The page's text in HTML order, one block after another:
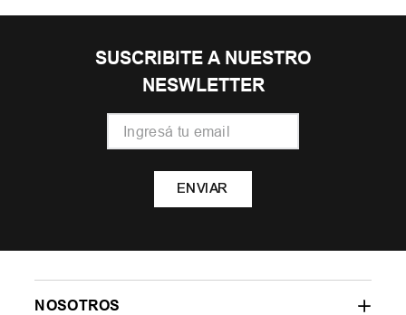
SUSCRIBITE A NUESTRO
NESWLETTER
ENVIAR
NOSOTROS